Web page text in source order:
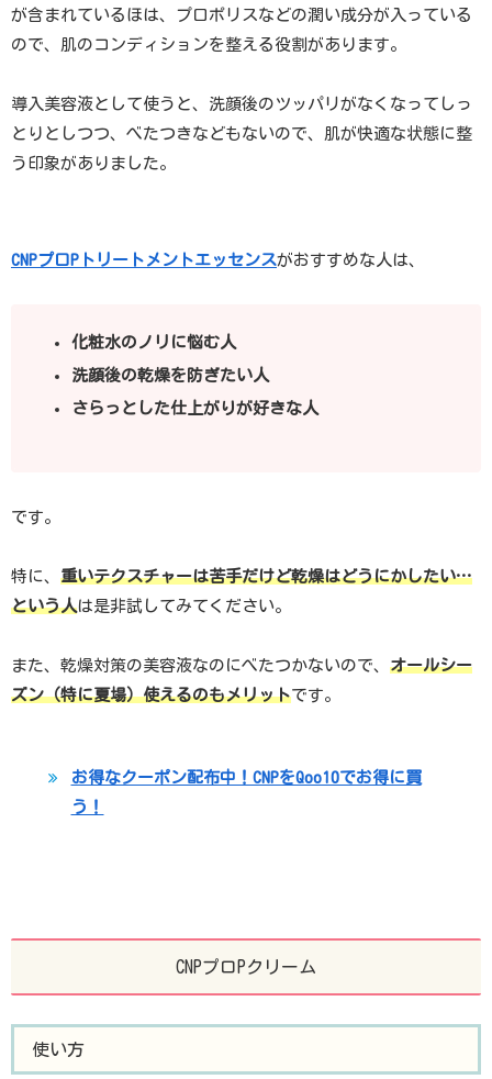
が含まれているほは、プロポリスなどの潤い成分が入っている
ので、肌のコンディションを整える役割があります。
導入美容液として使うと、洗顔後のツッパリがなくなってしっ
とりとしつつ、べたつきなどもないので、肌が快適な状態に整
う印象がありました。
CNPプロPトリートメントエッセンスがおすすめな人は、
化粧水のノリに悩む人
洗顔後の乾燥を防ぎたい人
さらっとした仕上がりが好きな人
です。
特に、 重いテクスチャーは苦手だけど乾燥はどうにかしたい…
という人は是非試してみてください。
また、乾燥対策の美容液なのにべたつかないので、 オールシー
ズン（特に夏場）使えるのもメリットです。
お得なクーポン配布中！CNPをQoo10でお得に買
う！
CNPプロPクリーム
使い方